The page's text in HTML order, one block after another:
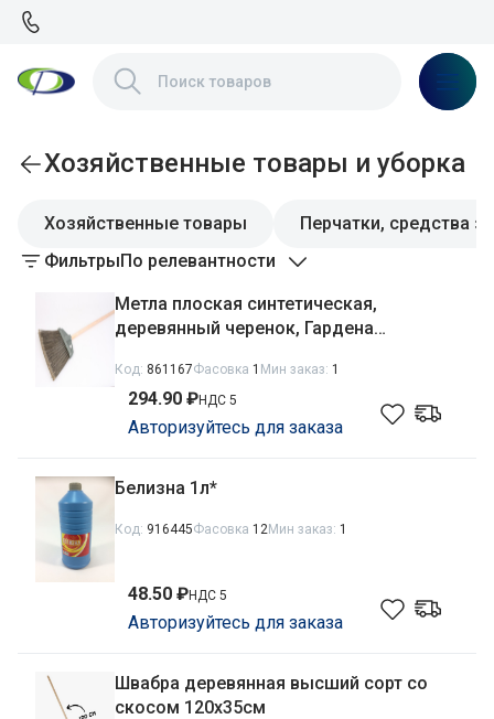
Хозяйственные товары и уборка
Хозяйственные товары
Перчатки, средства
ФильтрыПо релевантности
Метла плоская синтетическая,
деревянный черенок, Гардена
Код: 861167Фасовка 1 Мин заказ: 1
294.90 ₽НДС 5
Авторизуйтесь для заказа
Белизна 1л*
Код: 916445Фасовка 12Мин заказ: 1
48.50 ₽НДС 5
Авторизуйтесь для заказа
Швабра деревянная высший сорт со
скосом 120х35см